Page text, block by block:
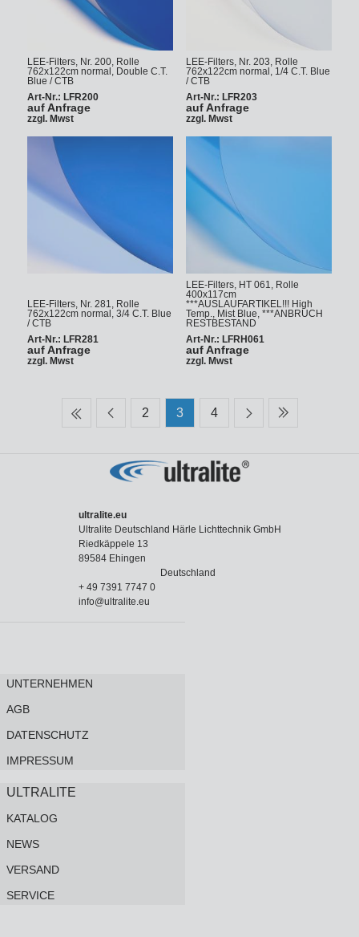
LEE-Filters, Nr. 200, Rolle
762x122cm normal, Double C.T.
Blue / CTB
Art-Nr.: LFR200
auf Anfrage
zzgl. Mwst
LEE-Filters, Nr. 203, Rolle
762x122cm normal, 1/4 C.T. Blue
/ CTB
Art-Nr.: LFR203
auf Anfrage
zzgl. Mwst
LEE-Filters, Nr. 281, Rolle
762x122cm normal, 3/4 C.T. Blue
/ CTB
Art-Nr.: LFR281
auf Anfrage
zzgl. Mwst
LEE-Filters, HT 061, Rolle
400x117cm
***AUSLAUFARTIKEL!!! High
Temp., Mist Blue, ***ANBRUCH
RESTBESTAND
Art-Nr.: LFRH061
auf Anfrage
zzgl. Mwst
2 3 4
ultralite.eu
Ultralite Deutschland Härle Lichttechnik GmbH
Riedkäppele 13
89584 Ehingen
Deutschland
+ 49 7391 7747 0
info@ultralite.eu
UNTERNEHMEN
AGB
DATENSCHUTZ
IMPRESSUM
ULTRALITE
KATALOG
NEWS
VERSAND
SERVICE